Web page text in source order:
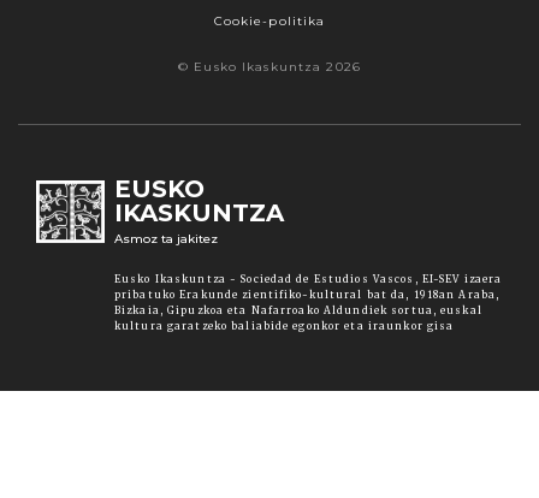
Cookie-politika
© Eusko Ikaskuntza 2026
EUSKO
IKASKUNTZA
Asmoz ta jakitez
Eusko Ikaskuntza - Sociedad de Estudios Vascos, EI-SEV izaera
pribatuko Erakunde zientifiko-kultural bat da, 1918an Araba,
Bizkaia, Gipuzkoa eta Nafarroako Aldundiek sortua, euskal
kultura garatzeko baliabide egonkor eta iraunkor gisa